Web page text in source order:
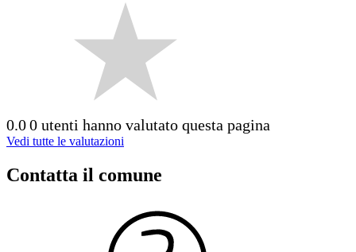
0.00 utenti hanno valutato questa pagina
Vedi tutte le valutazioni
Contatta il comune